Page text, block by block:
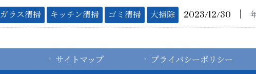
ガラス清掃 キッチン清掃 ゴミ清掃 大掃除 2023/12/30
サイトマップ プライバシーポリシー